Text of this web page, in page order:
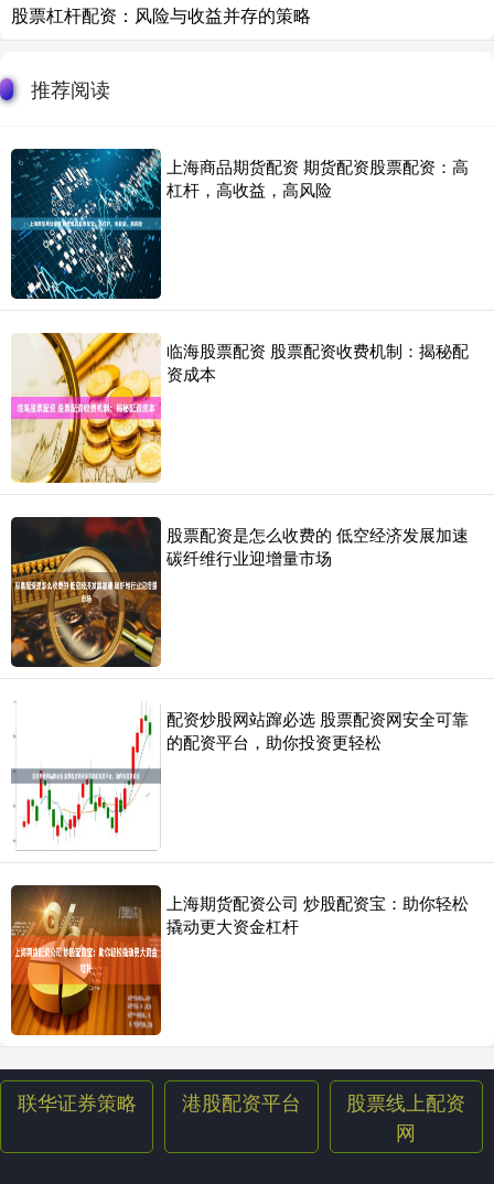
股票杠杆配资：风险与收益并存的策略
推荐阅读
上海商品期货配资 期货配资股票配资：高
杠杆，高收益，高风险
临海股票配资 股票配资收费机制：揭秘配
资成本
股票配资是怎么收费的 低空经济发展加速
碳纤维行业迎增量市场
配资炒股网站蹿必选 股票配资网安全可靠
的配资平台，助你投资更轻松
上海期货配资公司 炒股配资宝：助你轻松
撬动更大资金杠杆
联华证券策略 港股配资平台
股票线上配资
网